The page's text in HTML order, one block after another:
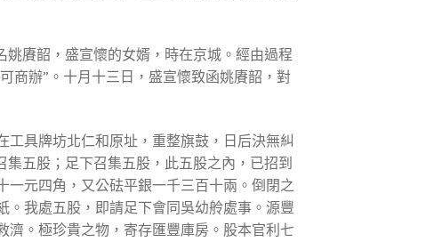
賡韶，盛宣懷的女婿，時在京城。經由過程
商辦”。十月十三日，盛宣懷致函姚賡韶，對
具牌坊北仁和原址，重整旗鼓，日后決無糾
五股；足下召集五股，此五股之內，已招到
元四角，又公砝平銀一千三百十兩。倒閉之
我處五股，即請足下會同吳幼舲處事。源豐
。極珍貴之物，寄存匯豐庫房。股本官利七